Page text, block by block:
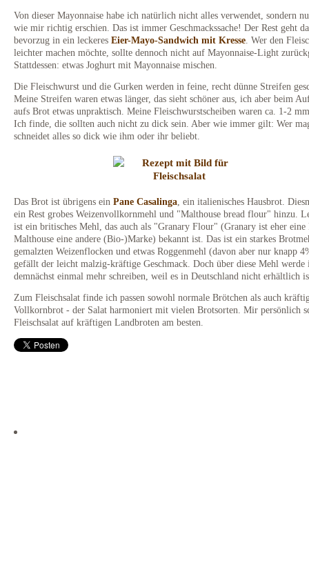
Von dieser Mayonnaise habe ich natürlich nicht alles verwendet, sondern
wie mir richtig erschien. Das ist immer Geschmackssache! Der Rest geht
bevorzug in ein leckeres Eier-Mayo-Sandwich mit Kresse . Wer den
leichter machen möchte, sollte dennoch nicht auf Mayonnaise-Light
Stattdessen: etwas Joghurt mit Mayonnaise mischen.
Die Fleischwurst und die Gurken werden in feine, recht dünne Streifen
Meine Streifen waren etwas länger, das sieht schöner aus, ich aber beim
aufs Brot etwas unpraktisch. Meine Fleischwurstscheiben waren ca. 1-2
Ich finde, die sollten auch nicht zu dick sein. Aber wie immer gilt: Wer
schneidet alles so dick wie ihm oder ihr beliebt.
Das Brot ist übrigens ein Pane Casalinga , ein italienisches Hausbrot.
ein Rest grobes Weizenvollkornmehl und "Malthouse bread flour" hinzu.
ist ein britisches Mehl, das auch als "Granary Flour" (Granary ist eher eine
Malthouse eine andere (Bio-)Marke) bekannt ist. Das ist ein starkes
gemalzten Weizenflocken und etwas Roggenmehl (davon aber nur knapp
gefällt der leicht malzig-kräftige Geschmack. Doch über diese Mehl werde
demnächst einmal mehr schreiben, weil es in Deutschland nicht erhältlich
Zum Fleischsalat finde ich passen sowohl normale Brötchen als auch
Vollkornbrot - der Salat harmoniert mit vielen Brotsorten. Mir persönlich
Fleischsalat auf kräftigen Landbroten am besten.